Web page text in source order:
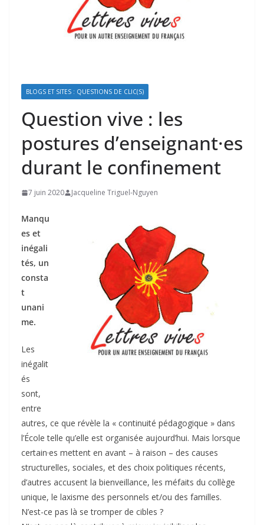
BLOGS ET SITES : QUESTIONS DE CLIC(S)
Question vive : les
postures d’enseignant·es
durant le confinement
7 juin 2020 Jacqueline Triguel-Nguyen
Manqu
es et
inégali
tés, un
consta
t
unani
me.
Les
inégalit
és
sont,
entre
autres, ce que révèle la « continuité pédagogique » dans
l’École telle qu’elle est organisée aujourd’hui. Mais lorsque
certain·es mettent en avant – à raison – des causes
structurelles, sociales, et des choix politiques récents,
d’autres accusent la bienveillance, les méfaits du collège
unique, le laxisme des personnels et/ou des familles.
N’est-ce pas là se tromper de cibles ?